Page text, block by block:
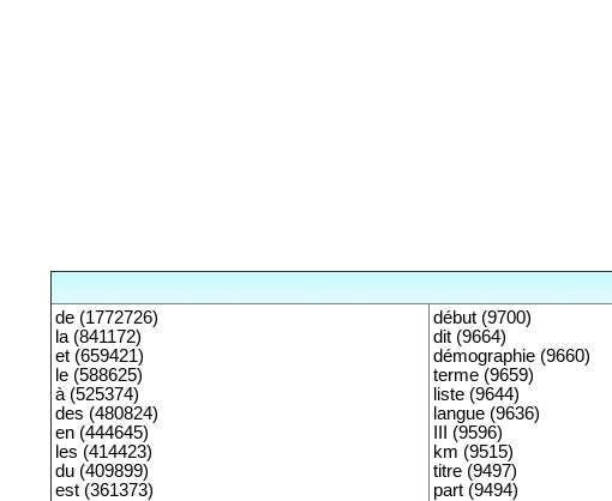
de (1772726)
la (841172)
et (659421)
le (588625)
à (525374)
des (480824)
en (444645)
les (414423)
du (409899)
est (361373)
début (9700)
dit (9664)
démographie (9660)
terme (9659)
liste (9644)
langue (9636)
III (9596)
km (9515)
titre (9497)
part (9494)